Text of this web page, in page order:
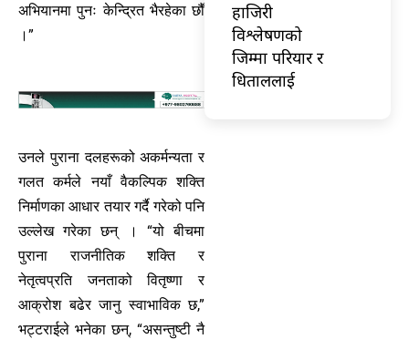
अभियानमा पुनः केन्द्रित भैरहेका छौँ
।”
उनले पुराना दलहरूको अकर्मन्यता र
गलत कर्मले नयाँ वैकल्पिक शक्ति
निर्माणका आधार तयार गर्दै गरेको पनि
उल्लेख गरेका छन् । “यो बीचमा
पुराना राजनीतिक शक्ति र
नेतृत्वप्रति जनताको वितृष्णा र
आक्रोश बढेर जानु स्वाभाविक छ,”
भट्टराईले भनेका छन्, “असन्तुष्टी नै
हाजिरी
विश्लेषणको
जिम्मा परियार र
धिताललाई